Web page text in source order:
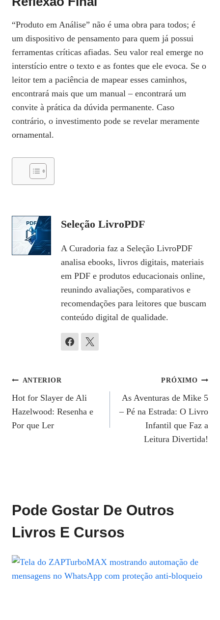
“Produto em Análise” não é uma obra para todos; é
um dispositivo de pensamento para quem já possui
ferramentas críticas afiadas. Seu valor real emerge no
interstício entre o texto e as fontes que ele evoca. Se o
leitor tem a paciência de mapear esses caminhos,
encontrará mais que um manual – encontrará um
convite à prática da dúvida permanente. Caso
contrário, o investimento pode se revelar meramente
ornamental.
Seleção LivroPDF
A Curadoria faz a Seleção LivroPDF
analisa ebooks, livros digitais, materiais
em PDF e produtos educacionais online,
reunindo avaliações, comparativos e
recomendações para leitores que buscam
conteúdo digital de qualidade.
Navegação
De
Post
ANTERIOR
Hot for Slayer de Ali
Hazelwood: Resenha e
Por que Ler
PRÓXIMO
As Aventuras de Mike 5
– Pé na Estrada: O Livro
Infantil que Faz a
Leitura Divertida!
Pode Gostar De Outros
Livros E Cursos